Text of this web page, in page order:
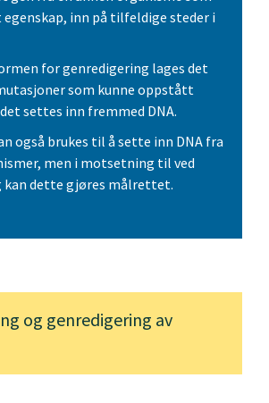
inn på tilfeldige steder i
for genredigering lages det
som kunne oppstått
settes inn fremmed DNA.
også brukes til å sette inn DNA fra
men i motsetning til ved
kan dette gjøres målrettet.
og genredigering av